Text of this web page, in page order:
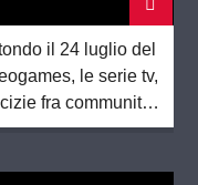
il 24 luglio del
le serie tv,
fra community
la lingua inglese e